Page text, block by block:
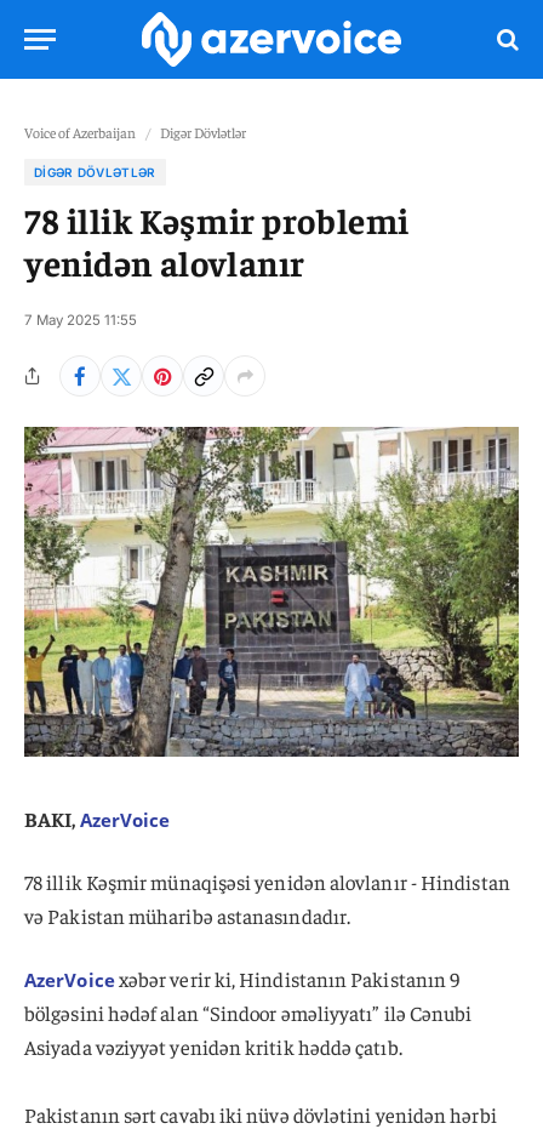
Voice of Azerbaijan / Digər Dövlətlər
DIGƏR DÖVLƏTLƏR
78 illik Kəşmir problemi
yenidən alovlanır
7 May 2025 11:55
BAKI, AzerVoice
78 illik Kəşmir münaqişəsi yenidən alovlanır - Hindistan
və Pakistan müharibə astanasındadır.
AzerVoicexəbər verir ki, Hindistanın Pakistanın 9
bölgəsini hədəf alan “Sindoor əməliyyatı” ilə Cənubi
Asiyada vəziyyət yenidən kritik həddə çatıb.
Pakistanın sərt cavabı iki nüvə dövlətini yenidən hərbi